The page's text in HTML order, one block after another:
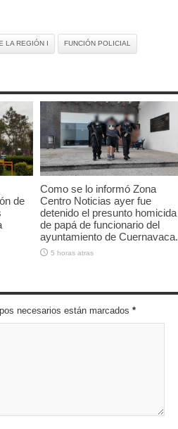
LA REGIÓN I FUNCIÓN POLICIAL
de
Como se lo informó Zona
Centro Noticias ayer fue
detenido el presunto homicida
de papá de funcionario del
ayuntamiento de Cuernavaca.
5 horas atras
necesarios están marcados *